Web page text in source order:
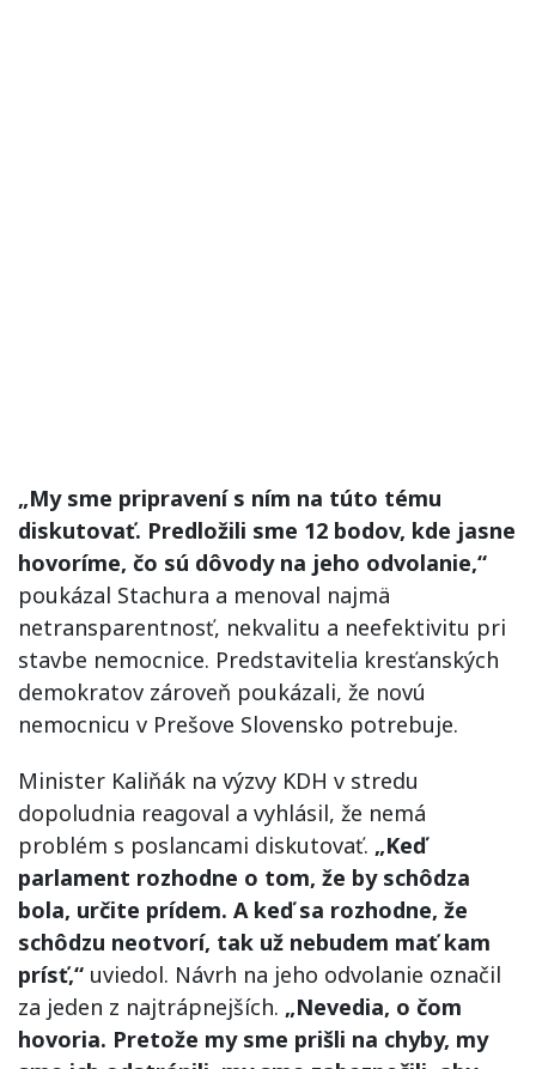
„My sme pripravení s ním na túto tému
diskutovať. Predložili sme 12 bodov, kde jasne
hovoríme, čo sú dôvody na jeho odvolanie,“
poukázal Stachura a menoval najmä
netransparentnosť, nekvalitu a neefektivitu pri
stavbe nemocnice. Predstavitelia kresťanských
demokratov zároveň poukázali, že novú
nemocnicu v Prešove Slovensko potrebuje.
Minister Kaliňák na výzvy KDH v stredu
dopoludnia reagoval a vyhlásil, že nemá
problém s poslancami diskutovať. „Keď
parlament rozhodne o tom, že by schôdza
bola, určite prídem. A keď sa rozhodne, že
schôdzu neotvorí, tak už nebudem mať kam
prísť,“ uviedol. Návrh na jeho odvolanie označil
za jeden z najtrápnejších. „Nevedia, o čom
hovoria. Pretože my sme prišli na chyby, my